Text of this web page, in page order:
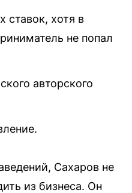
ставок, хотя в
не попал
авторского
Сахаров не
из бизнеса. Он